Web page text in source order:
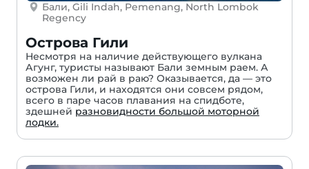
Бали, Gili Indah, Pemenang, North Lombok
Regency
Острова Гили
Несмотря на наличие действующего вулкана
Агунг, туристы называют Бали земным раем. А
возможен ли рай в раю? Оказывается, да — это
острова Гили, и находятся они совсем рядом,
всего в паре часов плавания на спидботе,
здешней разновидности большой моторной
лодки.